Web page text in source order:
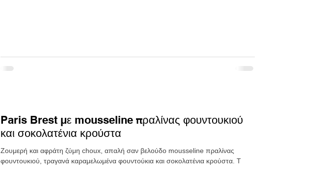
Paris Brest με mousseline πραλίνας φουντουκιού
και σοκολατένια κρούστα
Ζουμερή και αφράτη ζύμη choux, απαλή σαν βελούδο mousseline πραλίνας
φουντουκιού, τραγανά καραμελωμένα φουντούκια και σοκολατένια κρούστα. Τ